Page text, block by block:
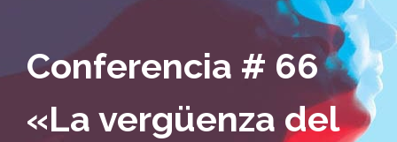
Conferencia # 66
«La vergüenza del